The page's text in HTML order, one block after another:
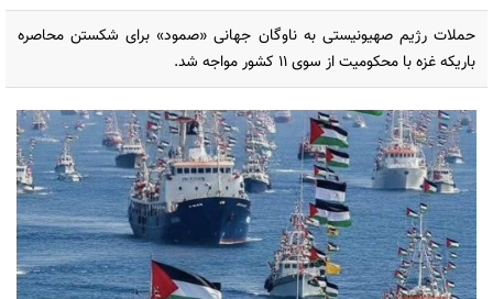
حملات رژیم صهیونیستی به ناوگان جهانی «صمود» برای شکستن محاصره
باریکه غزه با محکومیت از سوی ۱۱ کشور مواجه شد.